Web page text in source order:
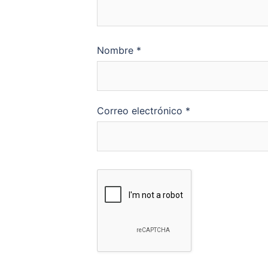
Nombre *
Correo electrónico *